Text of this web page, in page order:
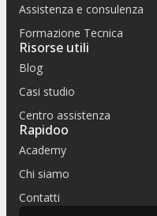
Assistenza e consulenza
Formazione Tecnica
Risorse utili
Blog
Casi studio
Centro assistenza
Rapidoo
Academy
Chi siamo
Contatti